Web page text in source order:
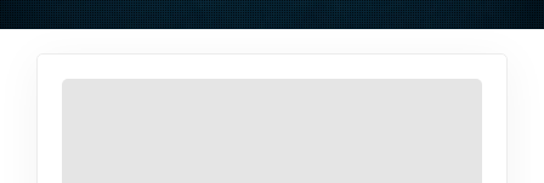
NASIL ÇALIŞIR?
YARDIM